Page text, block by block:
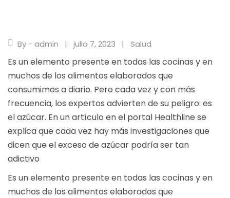
By - admin julio 7, 2023 Salud
Es un elemento presente en todas las cocinas y en
muchos de los alimentos elaborados que
consumimos a diario. Pero cada vez y con más
frecuencia, los expertos advierten de su peligro: es
el azúcar. En un artículo en el portal Healthline se
explica que cada vez hay más investigaciones que
dicen que el exceso de azúcar podría ser tan
adictivo
Es un elemento presente en todas las cocinas y en
muchos de los alimentos elaborados que